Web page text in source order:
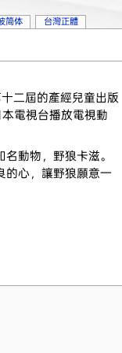
二屆的產經兒童出版
電視台播放電視動
動物，野狼卡滋。
的心，讓野狼願意一
简体 台灣正體